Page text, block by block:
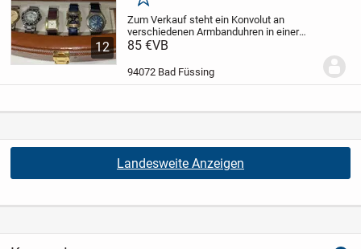
12
Merken
Zum Verkauf steht ein Konvolut an
verschiedenen Armbanduhren in einer
schönen Schatulle.
FotosFolgende Uhren sind dabei:
OF SWITZERLAND -...
85 €VB
94072 Bad Füssing
Landesweite Anzeigen